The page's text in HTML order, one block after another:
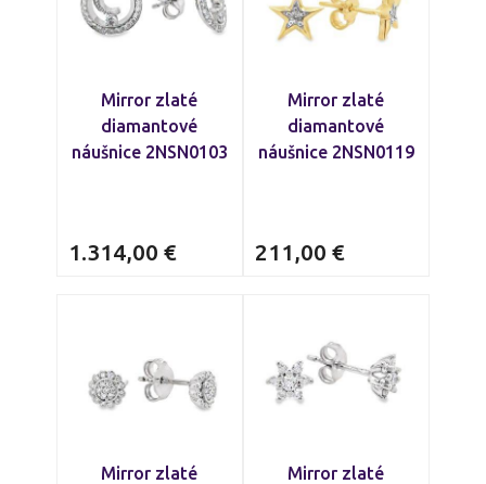
Mirror zlaté
diamantové
náušnice 2NSN0103
1.314,00 €
Mirror zlaté
diamantové
náušnice 2NSN0119
211,00 €
Mirror zlaté
Mirror zlaté